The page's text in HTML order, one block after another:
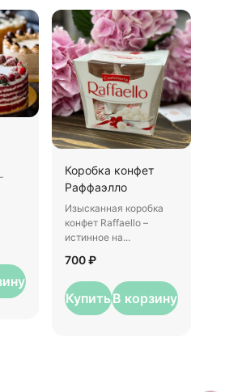
Коробка конфет
Раффаэлло
Изысканная коробка
конфет Raffaello –
истинное на...
700 ₽
КупитьВ корзину